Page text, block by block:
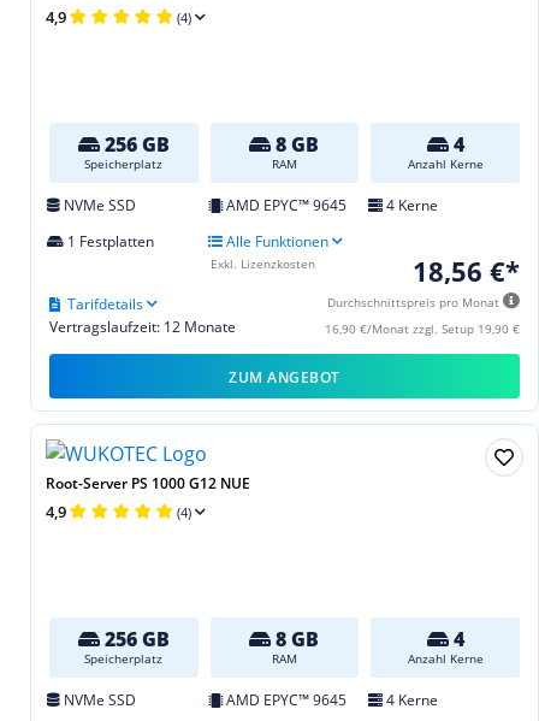
4,9 (4)
256 GB
Speicherplatz
8 GB
RAM
4
Anzahl Kerne
NVMe SSD AMD EPYC™ 9645
4 Kerne
1 Festplatten
Alle Funktionen
18,56 €*
Durchschnittspreis pro Monat
16,90 €/Monat zzgl. Setup 19,90 €
Vertragslaufzeit: 12 Monate
Tarifdetails
Exkl. Lizenzkosten
ZUM ANGEBOT
Root-Server PS 1000 G12 NUE
4,9 (4)
256 GB
Speicherplatz
8 GB
RAM
4
Anzahl Kerne
NVMe SSD AMD EPYC™ 9645
4 Kerne